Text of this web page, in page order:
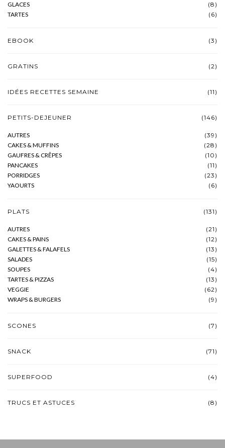
GLACES
(8)
TARTES
(6)
EBOOK (3)
GRATINS (2)
IDÉES RECETTES SEMAINE (11)
PETITS-DEJEUNER (146)
AUTRES
(39)
CAKES & MUFFINS
(28)
GAUFRES & CRÊPES
(10)
PANCAKES
(11)
PORRIDGES
(23)
YAOURTS
(6)
PLATS (131)
AUTRES
(21)
CAKES & PAINS
(12)
GALETTES & FALAFELS
(13)
SALADES
(15)
SOUPES
(4)
TARTES & PIZZAS
(13)
VEGGIE
(62)
WRAPS & BURGERS
(9)
SCONES (7)
SNACK (71)
SUPERFOOD (4)
TRUCS ET ASTUCES (8)